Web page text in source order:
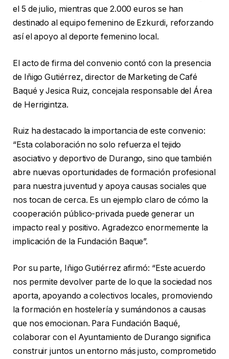
el 5 de julio, mientras que 2.000 euros se han
destinado al equipo femenino de Ezkurdi, reforzando
así el apoyo al deporte femenino local.
El acto de firma del convenio contó con la presencia
de Iñigo Gutiérrez, director de Marketing de Café
Baqué y Jesica Ruiz, concejala responsable del Área
de Herrigintza.
Ruiz ha destacado la importancia de este convenio:
“Esta colaboración no solo refuerza el tejido
asociativo y deportivo de Durango, sino que también
abre nuevas oportunidades de formación profesional
para nuestra juventud y apoya causas sociales que
nos tocan de cerca. Es un ejemplo claro de cómo la
cooperación público-privada puede generar un
impacto real y positivo. Agradezco enormemente la
implicación de la Fundación Baque”.
Por su parte, Iñigo Gutiérrez afirmó: “Este acuerdo
nos permite devolver parte de lo que la sociedad nos
aporta, apoyando a colectivos locales, promoviendo
la formación en hostelería y sumándonos a causas
que nos emocionan. Para Fundación Baqué,
colaborar con el Ayuntamiento de Durango significa
construir juntos un entorno más justo, comprometido